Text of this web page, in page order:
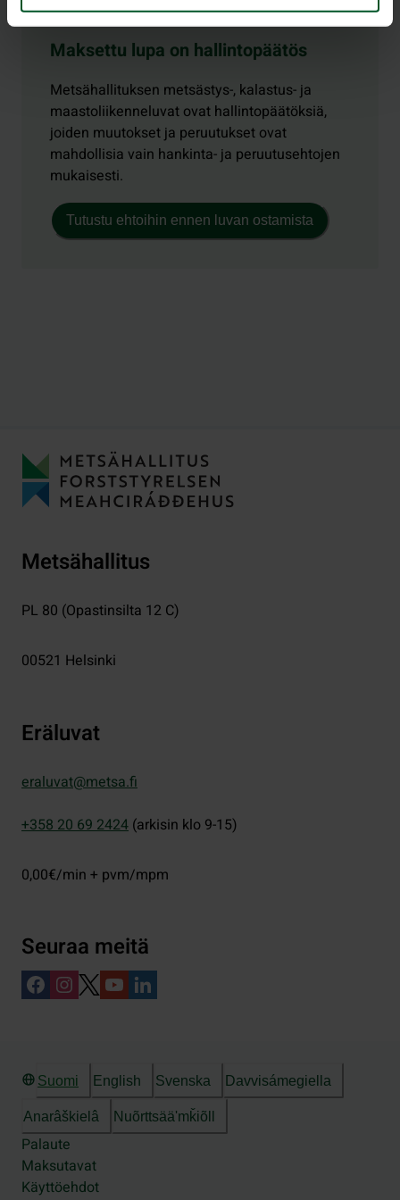
Maksettu lupa on hallintopäätös
Metsähallituksen metsästys-, kalastus- ja
maastoliikenneluvat ovat hallintopäätöksiä,
joiden muutokset ja peruutukset ovat
mahdollisia vain hankinta- ja peruutusehtojen
mukaisesti.
Tutustu ehtoihin ennen luvan ostamista
Metsähallitus
PL 80 (Opastinsilta 12 C)
00521 Helsinki
Eräluvat
eraluvat@metsa.fi
+358 20 69 2424 (arkisin klo 9-15)
0,00€/min + pvm/mpm
Seuraa meitä
Suomi English Svenska Davvisámegiella
Anarâškielâ Nuõrttsääʹmǩiõll
Palaute
Maksutavat
Käyttöehdot